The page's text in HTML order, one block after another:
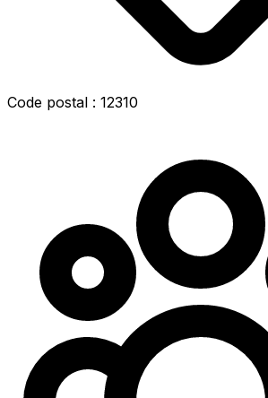
Code postal : 12310